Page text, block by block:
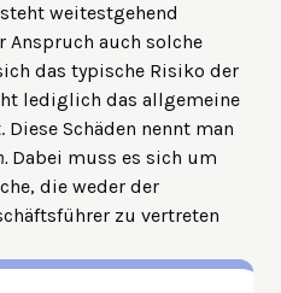
weitestgehend
Anspruch auch solche
das typische Risiko der
lediglich das allgemeine
Schäden nennt man
Dabei muss es sich um
die weder der
zu vertreten